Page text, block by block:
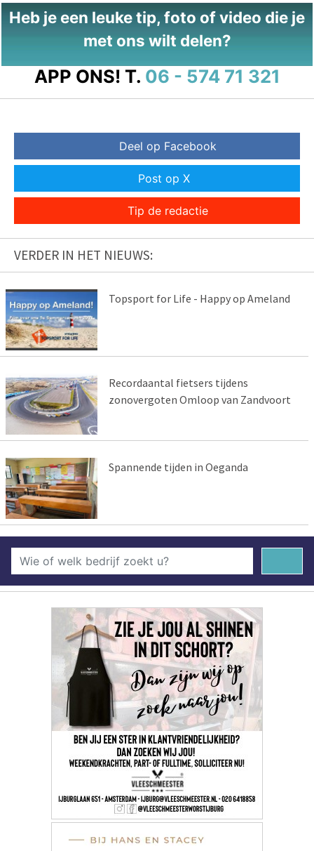
Heb je een leuke tip, foto of video die je
met ons wilt delen?
APP ONS! T. 06 - 574 71 321
Deel op Facebook
Post op X
Tip de redactie
VERDER IN HET NIEUWS:
Topsport for Life - Happy op Ameland
Recordaantal fietsers tijdens
zonovergoten Omloop van Zandvoort
Spannende tijden in Oeganda